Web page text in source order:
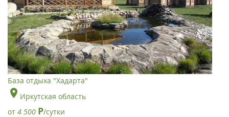
База отдыха "Хадарта"
Иркутская область
от 4 500 Р/сутки